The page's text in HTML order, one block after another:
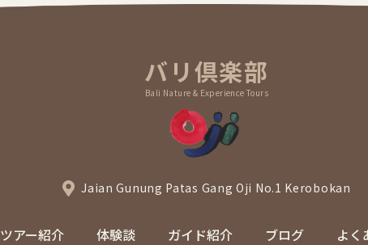
バリ倶楽部
Bali Nature & Experience Tours
Jaian Gunung Patas Gang Oji No.1 Kerobokan
ツアー紹介 体験談 ガイド紹介 ブログ よく